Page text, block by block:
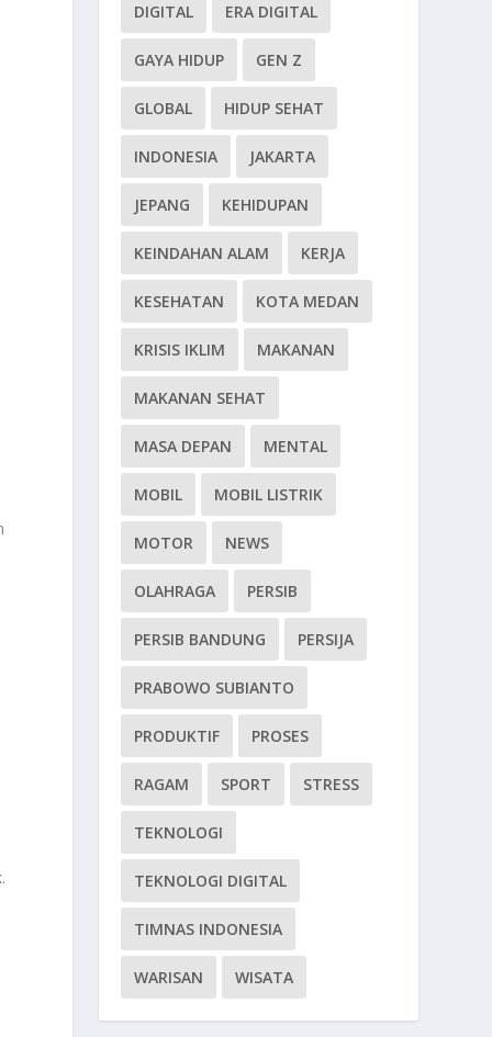
.
DIGITAL ERA DIGITAL
GAYA HIDUP GEN Z
GLOBAL HIDUP SEHAT
INDONESIA JAKARTA
JEPANG KEHIDUPAN
KEINDAHAN ALAM KERJA
KESEHATAN KOTA MEDAN
KRISIS IKLIM MAKANAN
MAKANAN SEHAT
MASA DEPAN MENTAL
MOBIL MOBIL LISTRIK
MOTOR NEWS
OLAHRAGA PERSIB
PERSIB BANDUNG PERSIJA
PRABOWO SUBIANTO
PRODUKTIF PROSES
RAGAM SPORT STRESS
TEKNOLOGI
TEKNOLOGI DIGITAL
TIMNAS INDONESIA
WARISAN WISATA